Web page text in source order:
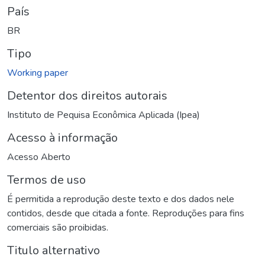
País
BR
Tipo
Working paper
Detentor dos direitos autorais
Instituto de Pequisa Econômica Aplicada (Ipea)
Acesso à informação
Acesso Aberto
Termos de uso
É permitida a reprodução deste texto e dos dados nele
contidos, desde que citada a fonte. Reproduções para fins
comerciais são proibidas.
Titulo alternativo